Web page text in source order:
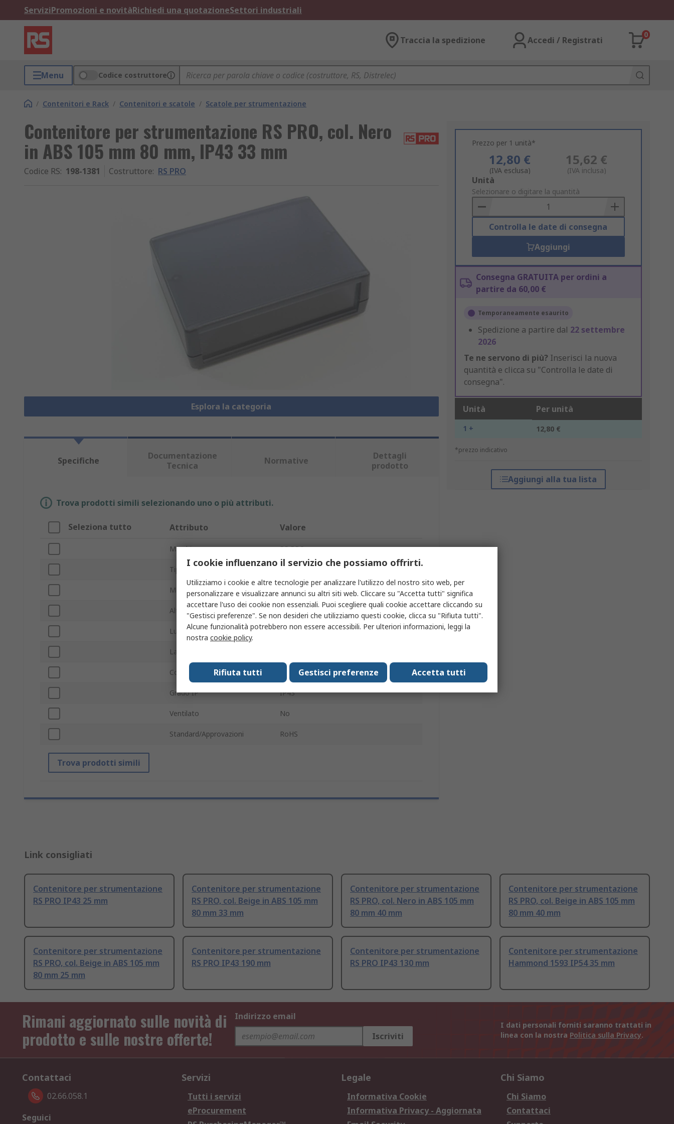
ServiziPromozioni e novitàRichiedi una quotazioneSettori industriali
Traccia la spedizione Accedi / Registrati
0
Menu Codice costruttore
/ Contenitori e Rack / Contenitori e scatole / Scatole per strumentazione
Contenitore per strumentazione RS PRO, col. Nero
in ABS 105 mm 80 mm, IP43 33 mm
Codice RS: 198-1381 Costruttore: RS PRO
Esplora la categoria
Prezzo per 1 unità*
12,80 €
(IVA esclusa)
15,62 €
(IVA inclusa)
Add
to
Basket
Unità
Selezionare o digitare la quantità
Controlla le date di consegna
Aggiungi
Consegna GRATUITA per ordini a
partire da 60,00 €
Temporaneamente esaurito
Spedizione a partire dal 22 settembre
2026
Te ne servono di più? Inserisci la nuova
quantità e clicca su "Controlla le date di
consegna".
Unità Per unità
1 + 12,80 €
*prezzo indicativo
Aggiungi alla tua lista
Specifiche
Documentazione
Tecnica
Normative
Dettagli
prodotto
Trova prodotti simili selezionando uno o più attributi.
Seleziona tutto Attributo Valore
Marchio RS PRO
Tipo prodotto Contenitore per strumentazione
Materiale corpo ABS
Altezza esterna 33mm
Lunghezza esterna 105mm
Larghezza esterna
Colore
Grado IP IP43
Ventilato No
Standard/Approvazioni RoHS
Trova prodotti simili
Link consigliati
Contenitore per strumentazione
RS PRO IP43 25 mm
Contenitore per strumentazione
RS PRO, col. Beige in ABS 105 mm
80 mm 33 mm
Contenitore per strumentazione
RS PRO, col. Nero in ABS 105 mm
80 mm 40 mm
Contenitore per strumentazione
RS PRO, col. Beige in ABS 105 mm
80 mm 40 mm
Contenitore per strumentazione
RS PRO, col. Beige in ABS 105 mm
80 mm 25 mm
Contenitore per strumentazione
RS PRO IP43 190 mm
Contenitore per strumentazione
RS PRO IP43 130 mm
Contenitore per strumentazione
Hammond 1593 IP54 35 mm
Rimani aggiornato sulle novità di
prodotto e sulle nostre offerte!
Indirizzo email
Iscriviti
I dati personali forniti saranno trattati in
linea con la nostra Politica sulla Privacy.
Contattaci
02.66.058.1
Seguici
Servizi
Tutti i servizi
eProcurement
Legale
Informativa Cookie
Informativa Privacy - Aggiornata
Chi Siamo
Chi Siamo
Contattaci
I cookie influenzano il servizio che possiamo offrirti.
Utilizziamo i cookie e altre tecnologie per analizzare l'utilizzo del nostro sito web, per
personalizzare e visualizzare annunci su altri siti web. Cliccare su "Accetta tutti" significa
accettare l'uso dei cookie non essenziali. Puoi scegliere quali cookie accettare cliccando su
"Gestisci preferenze". Se non desideri che utilizziamo questi cookie, clicca su "Rifiuta tutti".
Alcune funzionalità potrebbero non essere accessibili. Per ulteriori informazioni, leggi la
nostra cookie policy.
Accetta tutti
Gestisci preferenze
Rifiuta tutti